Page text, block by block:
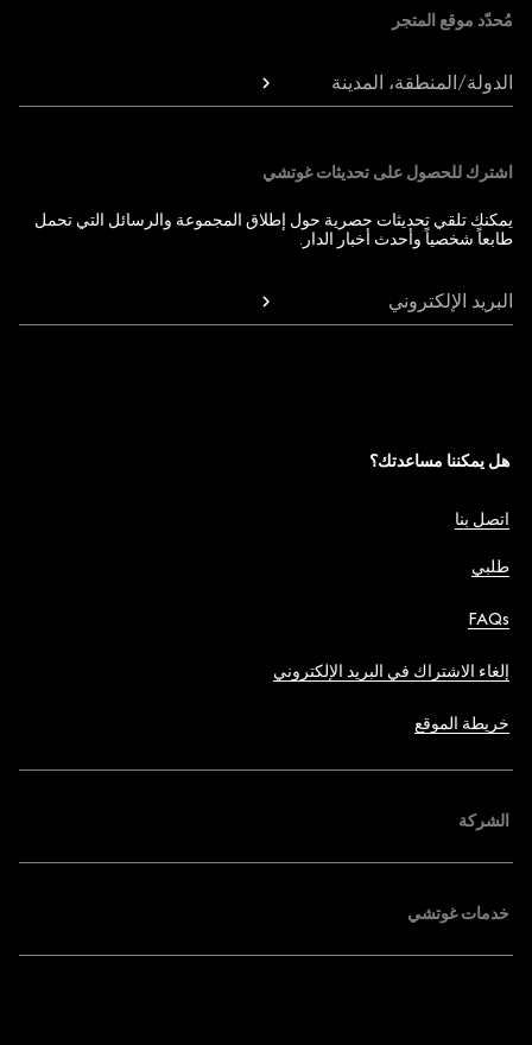
مُحدّد موقع المتجر
الدولة/المنطقة، المدينة
اشترك للحصول على تحديثات غوتشي
يمكنك تلقي تحديثات حصرية حول إطلاق المجموعة والرسائل التي تحمل
طابعاً شخصياً وأحدث أخبار الدار.
البريد الإلكتروني
هل يمكننا مساعدتك؟
اتصل بنا
طلبي
FAQs
إلغاء الاشتراك في البريد الإلكتروني
خريطة الموقع
الشركة
خدمات غوتشي